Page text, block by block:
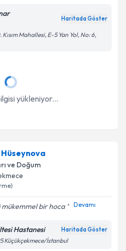
kabul ediyorum.
Gönder
Haritada Göster
Mahallesi, E-5 Yan Yol, No: 6,
yükleniyor...
ve Doğum
bir hoca Devamı
Hastanesi Haritada Göster
Küçükçekmece/İstanbul